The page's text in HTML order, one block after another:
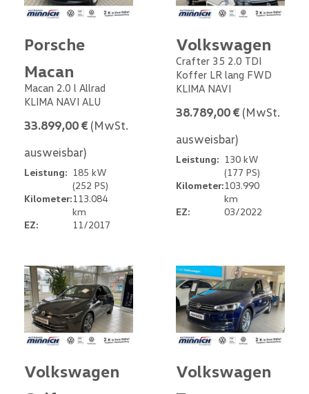
Porsche
Macan
Macan 2.0 l Allrad
KLIMA NAVI ALU
33.899,00 € (MwSt.
ausweisbar)
Leistung: 185 kW
(252 PS)
Kilometer:113.084
km
EZ:
11/2017
Volkswagen
Crafter 35 2.0 TDI
Koffer LR lang FWD
KLIMA NAVI
38.789,00 € (MwSt.
ausweisbar)
Leistung: 130 kW
(177 PS)
Kilometer:103.990
km
EZ:
03/2022
Volkswagen
Volkswagen